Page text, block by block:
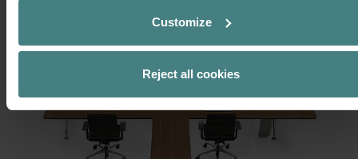
Customize
Reject all cookies